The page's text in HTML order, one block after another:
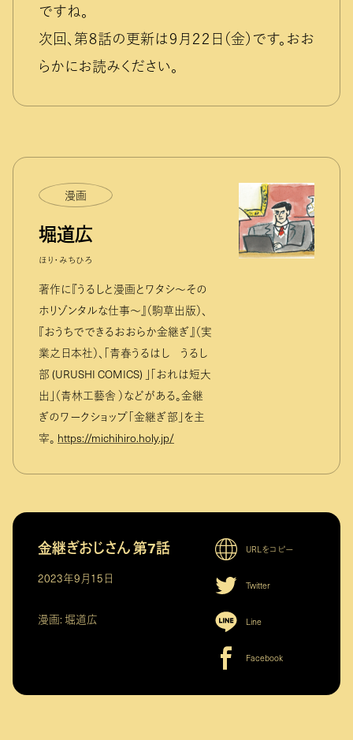
ですね。
次回、第８話の更新は９月２２日（金）です。おお
らかにお読みください。
漫画
堀道広
ほり・みちひろ
著作に『うるしと漫画とワタシ〜その
ホリゾンタルな仕事〜』（駒草出版）、
『おうちでできるおおらか金継ぎ』（実
業之日本社）、「青春うるはし うるし
部 (URUSHI COMICS) 」「おれは短大
出」（青林工藝舎 ）などがある。金継
ぎのワークショップ「金継ぎ部」を主
宰。 https://michihiro.holy.jp/
金継ぎおじさん 第7話
2023年9月15日
漫画: 堀道広
URLをコピー
Twitter
Line
Facebook